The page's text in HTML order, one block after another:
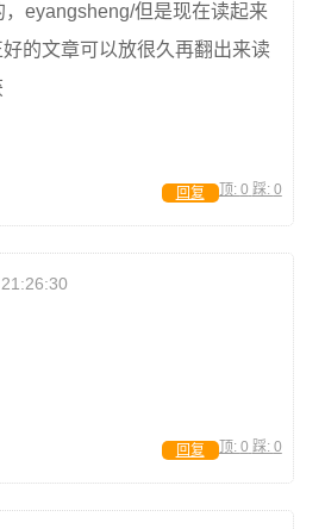
eyangsheng/但是现在读起来
的文章可以放很久再翻出来读
顶: 0 踩: 0
回复
顶: 0 踩: 0
回复